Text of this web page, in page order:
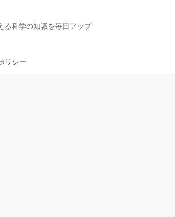
る科学の知識を毎日アップ
リシー